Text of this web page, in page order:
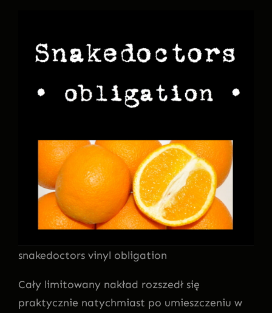
snakedoctors vinyl obligation
Cały limitowany nakład rozszedł się
praktycznie natychmiast po umieszczeniu w